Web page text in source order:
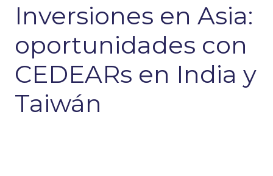
Inversiones en Asia:
oportunidades con
CEDEARs en India y
Taiwán